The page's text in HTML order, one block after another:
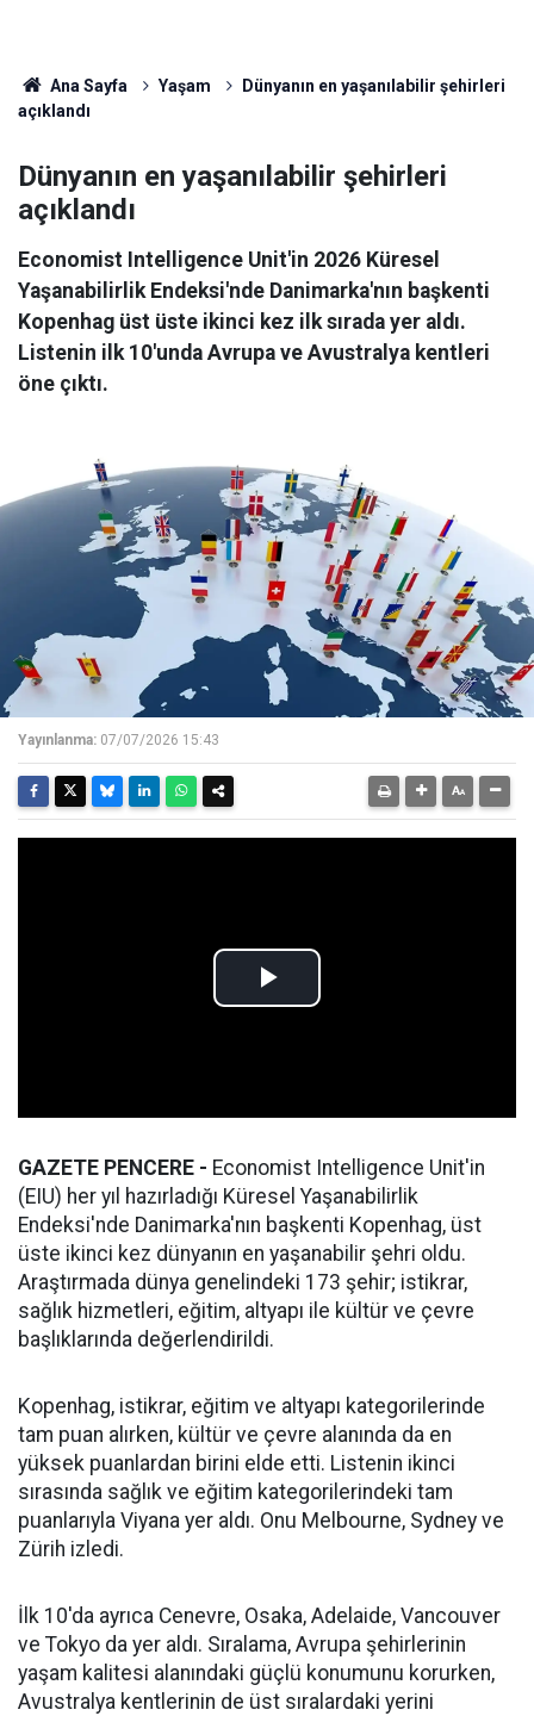
Ana Sayfa Yaşam
Dünyanın en yaşanılabilir şehirleri
açıklandı
Dünyanın en yaşanılabilir şehirleri
açıklandı
Economist Intelligence Unit'in 2026 Küresel
Yaşanabilirlik Endeksi'nde Danimarka'nın başkenti
Kopenhag üst üste ikinci kez ilk sırada yer aldı.
Listenin ilk 10'unda Avrupa ve Avustralya kentleri
öne çıktı.
Yayınlanma: 07/07/2026 15:43
GAZETE PENCERE - Economist Intelligence Unit'in
(EIU) her yıl hazırladığı Küresel Yaşanabilirlik
Endeksi'nde Danimarka'nın başkenti Kopenhag, üst
üste ikinci kez dünyanın en yaşanabilir şehri oldu.
Araştırmada dünya genelindeki 173 şehir; istikrar,
sağlık hizmetleri, eğitim, altyapı ile kültür ve çevre
başlıklarında değerlendirildi.
Kopenhag, istikrar, eğitim ve altyapı kategorilerinde
tam puan alırken, kültür ve çevre alanında da en
yüksek puanlardan birini elde etti. Listenin ikinci
sırasında sağlık ve eğitim kategorilerindeki tam
puanlarıyla Viyana yer aldı. Onu Melbourne, Sydney ve
Zürih izledi.
İlk 10'da ayrıca Cenevre, Osaka, Adelaide, Vancouver
ve Tokyo da yer aldı. Sıralama, Avrupa şehirlerinin
yaşam kalitesi alanındaki güçlü konumunu korurken,
Avustralya kentlerinin de üst sıralardaki yerini